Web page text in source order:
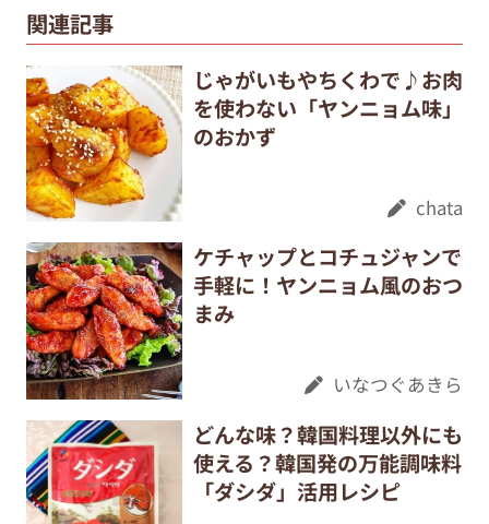
関連記事
じゃがいもやちくわで♪お肉
を使わない「ヤンニョム味」
のおかず
chata
ケチャップとコチュジャンで
手軽に！ヤンニョム風のおつ
まみ
いなつぐあきら
どんな味？韓国料理以外にも
使える？韓国発の万能調味料
「ダシダ」活用レシピ